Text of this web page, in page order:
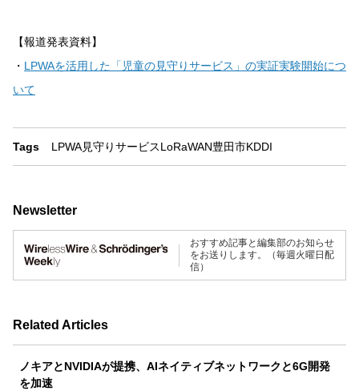
【報道発表資料】
・ LPWAを活用した「児童の見守りサービス」の実証実験開始につ
いて
Tags LPWA見守りサービスLoRaWAN豊田市KDDI
Newsletter
おすすめ記事と編集部のお知らせ
をお送りします。（毎週火曜日配
信）
Related Articles
ノキアとNVIDIAが提携、AIネイティブネットワークと6G開発
を加速